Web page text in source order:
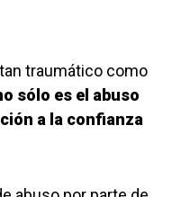
traumático como
sólo es el abuso
a la confianza